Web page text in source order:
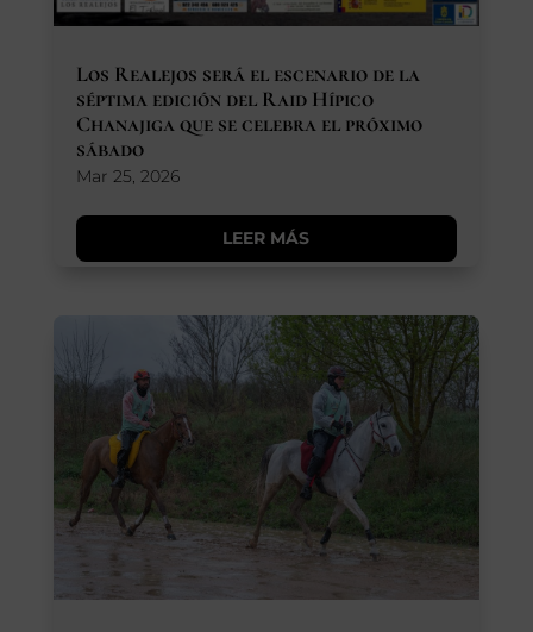
Los Realejos será el escenario de la
séptima edición del Raid Hípico
Chanajiga que se celebra el próximo
sábado
Mar 25, 2026
LEER MÁS